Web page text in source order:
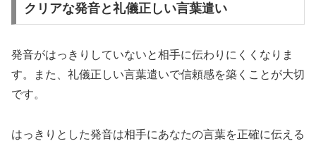
クリアな発音と礼儀正しい言葉遣い
発音がはっきりしていないと相手に伝わりにくくなりま
す。また、礼儀正しい言葉遣いで信頼感を築くことが大切
です。
はっきりとした発音は相手にあなたの言葉を正確に伝える